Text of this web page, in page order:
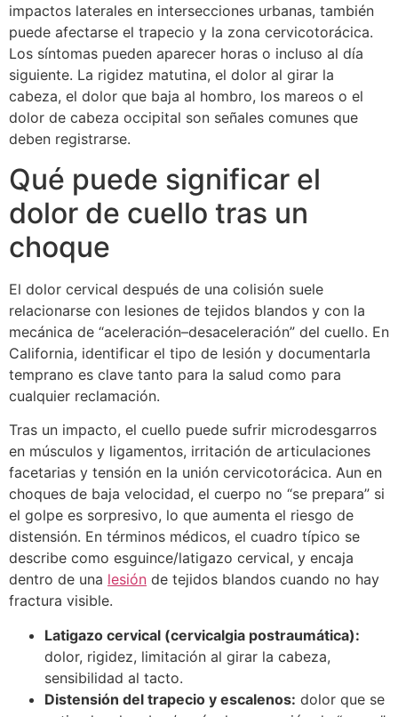
impactos laterales en intersecciones urbanas, también
puede afectarse el trapecio y la zona cervicotorácica.
Los síntomas pueden aparecer horas o incluso al día
siguiente. La rigidez matutina, el dolor al girar la
cabeza, el dolor que baja al hombro, los mareos o el
dolor de cabeza occipital son señales comunes que
deben registrarse.
Qué puede significar el
dolor de cuello tras un
choque
El dolor cervical después de una colisión suele
relacionarse con lesiones de tejidos blandos y con la
mecánica de “aceleración–desaceleración” del cuello. En
California, identificar el tipo de lesión y documentarla
temprano es clave tanto para la salud como para
cualquier reclamación.
Tras un impacto, el cuello puede sufrir microdesgarros
en músculos y ligamentos, irritación de articulaciones
facetarias y tensión en la unión cervicotorácica. Aun en
choques de baja velocidad, el cuerpo no “se prepara” si
el golpe es sorpresivo, lo que aumenta el riesgo de
distensión. En términos médicos, el cuadro típico se
describe como esguince/latigazo cervical, y encaja
dentro de una lesión de tejidos blandos cuando no hay
fractura visible.
Latigazo cervical (cervicalgia postraumática):
dolor, rigidez, limitación al girar la cabeza,
sensibilidad al tacto.
Distensión del trapecio y escalenos: dolor que se